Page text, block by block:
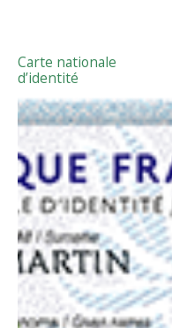
Carte nationale
d’identité